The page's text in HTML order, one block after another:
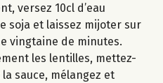
versez 10cl d’eau
soja et laissez mijoter sur
vingtaine de minutes.
les lentilles, mettez-
sauce, mélangez et